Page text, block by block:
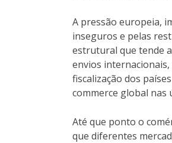
A pressão europeia,
inseguros e pelas
estrutural que tende
envios internacionais,
fiscalização dos
commerce global nas
Até que ponto o
que diferentes